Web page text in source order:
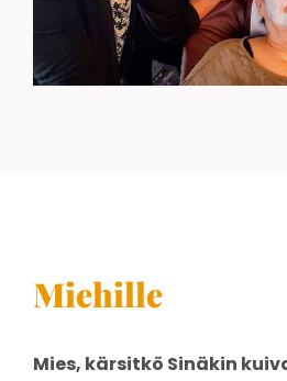
Miehille
Mies, kärsitkö Sinäkin